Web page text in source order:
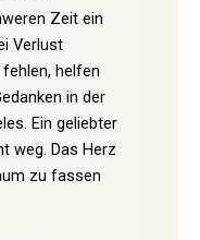
Zeit ein
Verlust
helfen
in der
Ein geliebter
weg. Das Herz
zu fassen